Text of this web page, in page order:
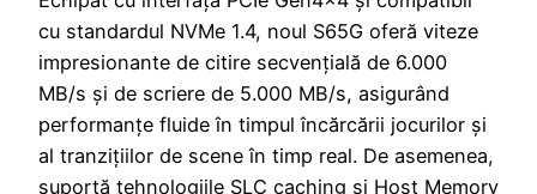
cu standardul NVMe 1.4, noul S65G oferă viteze
impresionante de citire secvențială de 6.000
MB/s și de scriere de 5.000 MB/s, asigurând
performanțe fluide în timpul încărcării jocurilor și
al tranzițiilor de scene în timp real. De asemenea,
suportă tehnologiile SLC caching și Host Memory